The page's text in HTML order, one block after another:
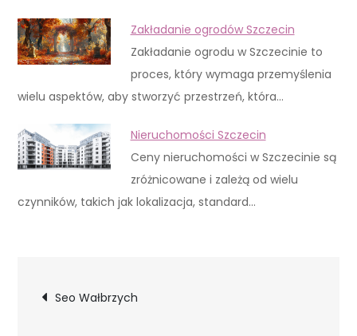
Zakładanie ogrodów Szczecin
Zakładanie ogrodu w Szczecinie to
proces, który wymaga przemyślenia
wielu aspektów, aby stworzyć przestrzeń, która…
Nieruchomości Szczecin
Ceny nieruchomości w Szczecinie są
zróżnicowane i zależą od wielu
czynników, takich jak lokalizacja, standard…
Nawigacja
Seo Wałbrzych